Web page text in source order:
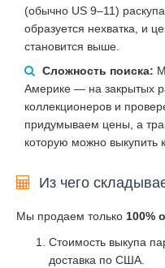
(обычно US 9–11)
образуется нехватка, и
становится выше.
Сложность поиска:
Америке — на закрытых
коллекционеров и
придумываем цены, а
которую можно выкупить
Из чего
Мы продаем только 100%
Стоимость выкупа
доставка по США.